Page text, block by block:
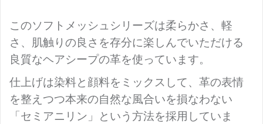
このソフトメッシュシリーズは柔らかさ、軽
さ、肌触りの良さを存分に楽しんでいただける
良質なヘアシープの革を使っています。
仕上げは染料と顔料をミックスして、革の表情
を整えつつ本来の自然な風合いを損なわない
「セミアニリン」という方法を採用していま